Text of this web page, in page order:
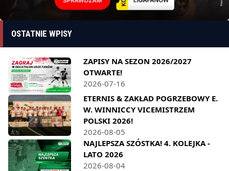
OSTATNIE WPISY
ZAPISY NA SEZON 2026/2027
OTWARTE!
2026-07-16
ETERNIS & ZAKŁAD POGRZEBOWY E.
W. WINNICCY VICEMISTRZEM
POLSKI 2026!
2026-08-05
NAJLEPSZA SZÓSTKA! 4. KOLEJKA -
LATO 2026
2026-08-04